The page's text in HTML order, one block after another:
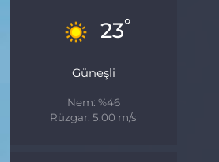
23°
Güneşli
Nem: %46
Rüzgar: 5.00 m/s